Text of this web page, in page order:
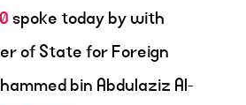
spoke today by with
of State for Foreign
bin Abdulaziz Al-